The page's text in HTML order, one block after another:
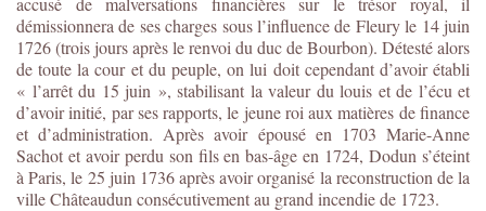
démissionnera de ses charges sous l’influence de Fleury le 14 juin
1726 (trois jours après le renvoi du duc de Bourbon). Détesté alors
de toute la cour et du peuple, on lui doit cependant d’avoir établi
« l’arrêt du 15 juin », stabilisant la valeur du louis et de l’écu et
d’avoir initié, par ses rapports, le jeune roi aux matières de finance
et d’administration. Après avoir épousé en 1703 Marie-Anne
Sachot et avoir perdu son fils en bas-âge en 1724, Dodun s’éteint
à Paris, le 25 juin 1736 après avoir organisé la reconstruction de la
ville Châteaudun consécutivement au grand incendie de 1723.